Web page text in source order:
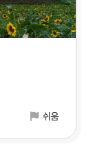
쉬움